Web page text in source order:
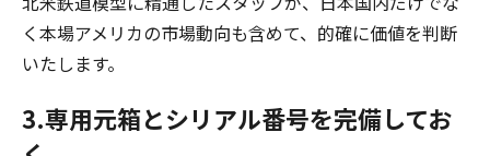
く本場アメリカの市場動向も含めて、的確に価値を判断
いたします。
3.専用元箱とシリアル番号を完備してお